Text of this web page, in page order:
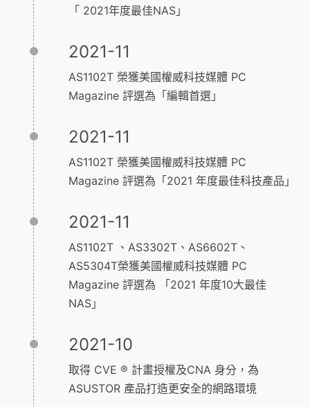
「 2021年度最佳NAS」
2021-11
AS1102T 榮獲美國權威科技媒體 PC
Magazine 評選為「編輯首選」
2021-11
AS1102T 榮獲美國權威科技媒體 PC
Magazine 評選為「2021 年度最佳科技產品」
2021-11
AS1102T 、AS3302T、AS6602T、
AS5304T榮獲美國權威科技媒體 PC
Magazine 評選為 「2021 年度10大最佳
NAS」
2021-10
取得 CVE ® 計畫授權及CNA 身分，為
ASUSTOR 產品打造更安全的網路環境